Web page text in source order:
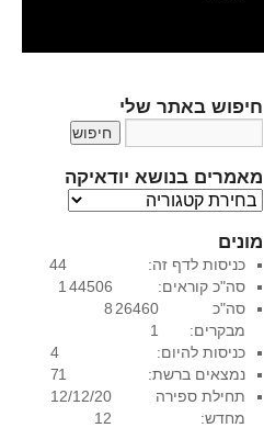
חיפוש באתר שלי
מאמרים בנושא יודאיקה
מ
מ
ר
י
ם
נ
ו
ש
מונים
44
1
כניסות לדף זה:
44506
8
סה"כ קוראים:
26460
1
סה"כ
מבקרים:
4
7
כניסות להיום:
1
נמצאים ברשת:
12/12/20
12
תחילת ספירה
מחדש: